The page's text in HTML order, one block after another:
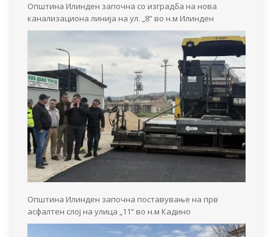
Општина Илинден започна со изградба на нова
канализациона линија на ул. „8“ во н.м Илинден
Општина Илинден започна поставување на прв
асфалтен слој на улица „11“ во н.м Кадино